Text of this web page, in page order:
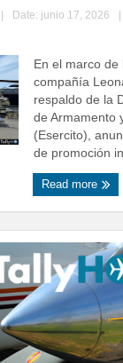
Date: junio 17, 2026
En el marco de
compañía
respaldo de la
de Armamento
(Esercito),
de promoción
Read more